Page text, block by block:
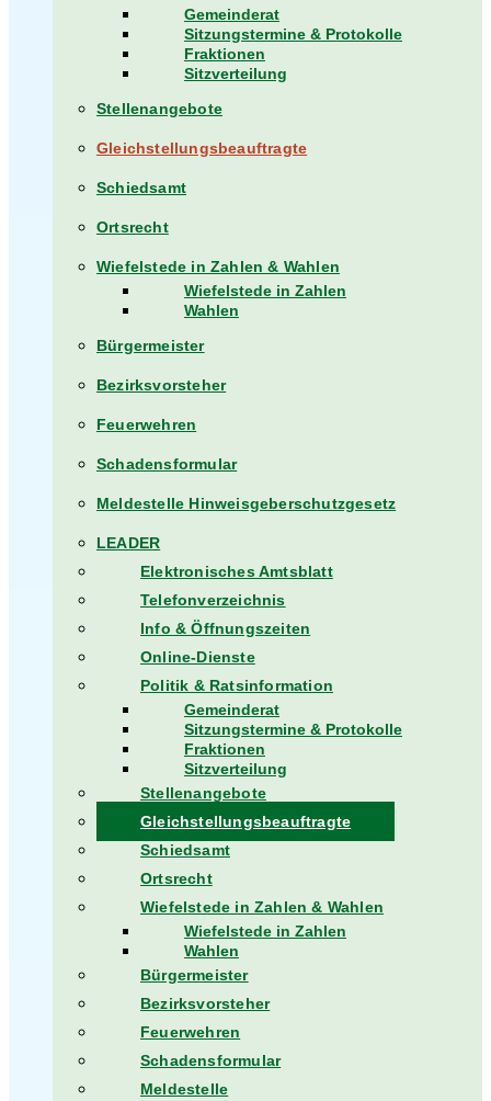
Gemeinderat
Sitzungstermine & Protokolle
Fraktionen
Sitzverteilung
Stellenangebote
Gleichstellungsbeauftragte
Schiedsamt
Ortsrecht
Wiefelstede in Zahlen & Wahlen
Wiefelstede in Zahlen
Wahlen
Bürgermeister
Bezirksvorsteher
Feuerwehren
Schadensformular
Meldestelle Hinweisgeberschutzgesetz
LEADER
Elektronisches Amtsblatt
Telefonverzeichnis
Info & Öffnungszeiten
Online-Dienste
Politik & Ratsinformation
Gemeinderat
Sitzungstermine & Protokolle
Fraktionen
Sitzverteilung
Stellenangebote
Gleichstellungsbeauftragte
Schiedsamt
Ortsrecht
Wiefelstede in Zahlen & Wahlen
Wiefelstede in Zahlen
Wahlen
Bürgermeister
Bezirksvorsteher
Feuerwehren
Schadensformular
Meldestelle